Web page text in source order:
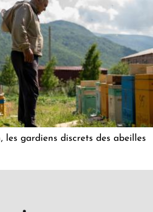
les gardiens discrets des abeilles